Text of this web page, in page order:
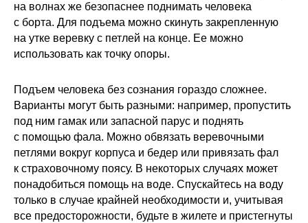
на волнах же безопаснее поднимать человека
с борта. Для подъема можно скинуть закрепленную
на утке веревку с петлей на конце. Ее можно
использовать как точку опоры.
Подъем человека без сознания гораздо сложнее.
Варианты могут быть разными: например, пропустить
под ним гамак или запасной парус и поднять
с помощью фала. Можно обвязать веревочными
петлями вокруг корпуса и бедер или привязать фал
к страховочному поясу. В некоторых случаях может
понадобиться помощь на воде. Спускайтесь на воду
только в случае крайней необходимости и, учитывая
все предосторожности, будьте в жилете и пристегнуты